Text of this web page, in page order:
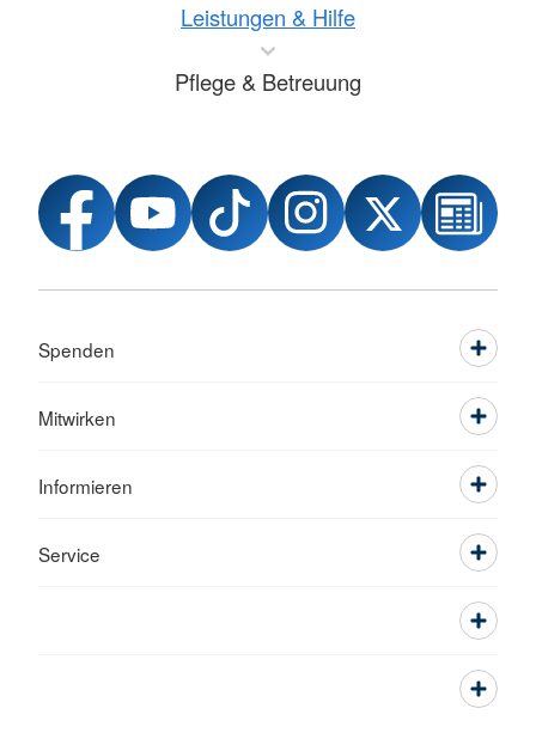
Leistungen & Hilfe
Pflege & Betreuung
Spenden
Mitwirken
Informieren
Service